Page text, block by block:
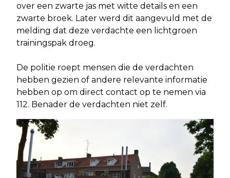
over een zwarte jas met witte details en een
zwarte broek. Later werd dit aangevuld met de
melding dat deze verdachte een lichtgroen
trainingspak droeg.
De politie roept mensen die de verdachten
hebben gezien of andere relevante informatie
hebben op om direct contact op te nemen via
112. Benader de verdachten niet zelf.